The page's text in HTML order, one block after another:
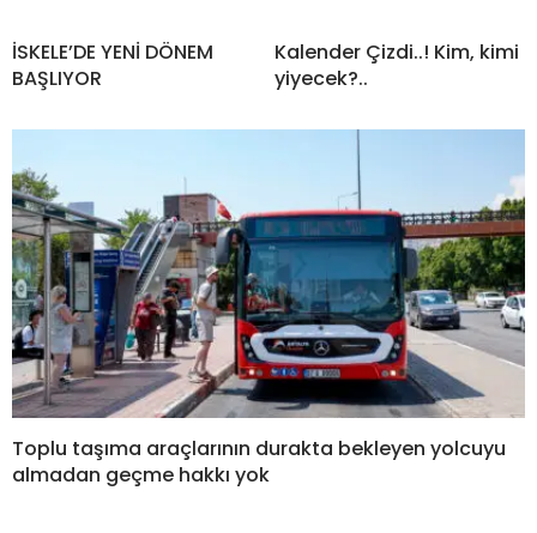
İSKELE’DE YENİ DÖNEM
BAŞLIYOR
Kalender Çizdi..! Kim, kimi
yiyecek?..
Toplu taşıma araçlarının durakta bekleyen yolcuyu
almadan geçme hakkı yok